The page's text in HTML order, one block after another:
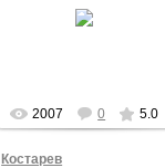
2007 0 5.0
Костарев